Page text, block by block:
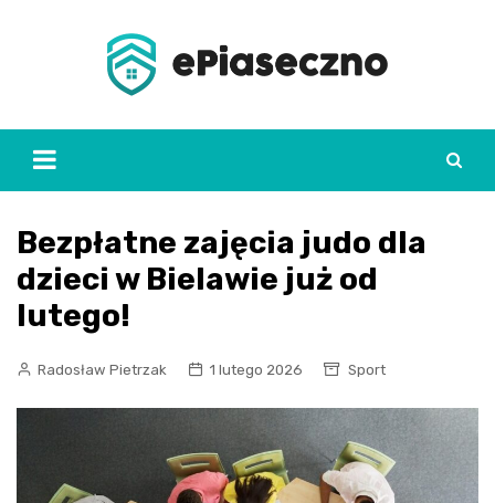
Bezpłatne zajęcia judo dla
dzieci w Bielawie już od
lutego!
Radosław Pietrzak 1 lutego 2026 Sport